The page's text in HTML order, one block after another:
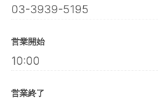
03-3939-5195
営業開始
10:00
営業終了